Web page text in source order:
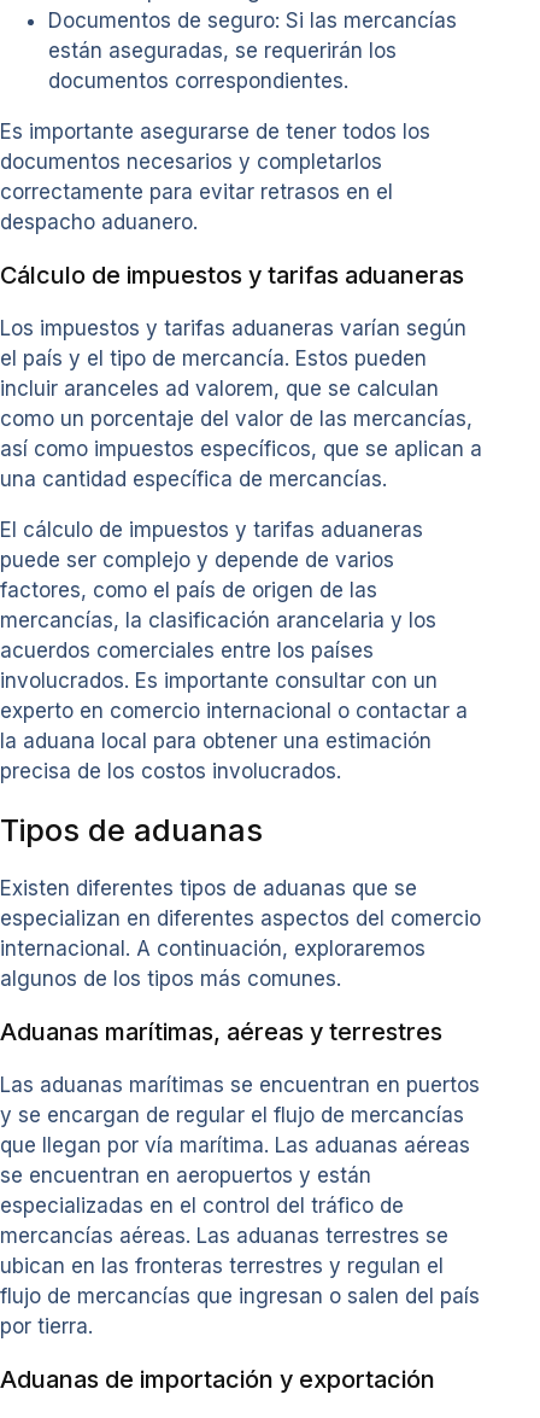
Documentos de seguro: Si las mercancías
están aseguradas, se requerirán los
documentos correspondientes.
Es importante asegurarse de tener todos los
documentos necesarios y completarlos
correctamente para evitar retrasos en el
despacho aduanero.
Cálculo de impuestos y tarifas aduaneras
Los impuestos y tarifas aduaneras varían según
el país y el tipo de mercancía. Estos pueden
incluir aranceles ad valorem, que se calculan
como un porcentaje del valor de las mercancías,
así como impuestos específicos, que se aplican a
una cantidad específica de mercancías.
El cálculo de impuestos y tarifas aduaneras
puede ser complejo y depende de varios
factores, como el país de origen de las
mercancías, la clasificación arancelaria y los
acuerdos comerciales entre los países
involucrados. Es importante consultar con un
experto en comercio internacional o contactar a
la aduana local para obtener una estimación
precisa de los costos involucrados.
Tipos de aduanas
Existen diferentes tipos de aduanas que se
especializan en diferentes aspectos del comercio
internacional. A continuación, exploraremos
algunos de los tipos más comunes.
Aduanas marítimas, aéreas y terrestres
Las aduanas marítimas se encuentran en puertos
y se encargan de regular el flujo de mercancías
que llegan por vía marítima. Las aduanas aéreas
se encuentran en aeropuertos y están
especializadas en el control del tráfico de
mercancías aéreas. Las aduanas terrestres se
ubican en las fronteras terrestres y regulan el
flujo de mercancías que ingresan o salen del país
por tierra.
Aduanas de importación y exportación